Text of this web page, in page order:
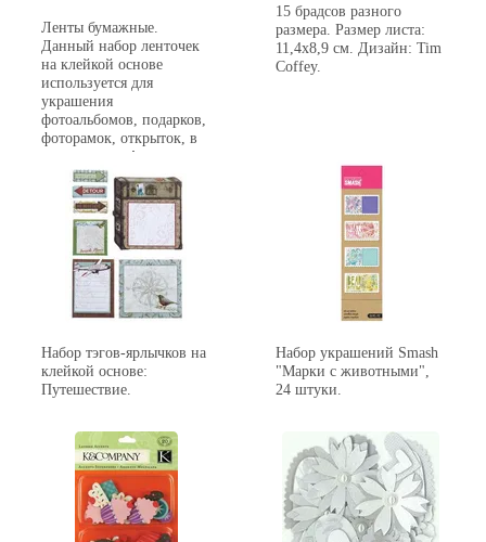
Ленты бумажные.
Данный набор ленточек
на клейкой основе
используется для
украшения
фотоальбомов, подарков,
фоторамок, открыток, в
декоре и т.п. Аналогично
тесьме из ткани при
шитье.
15 брадсов разного
размера. Размер листа:
11,4х8,9 см. Дизайн: Tim
Coffey.
Набор тэгов-ярлычков на
клейкой основе:
Путешествие.
Набор украшений Smash
"Марки с животными",
24 штуки.